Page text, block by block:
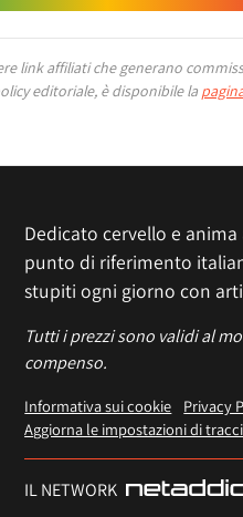
link affiliati che generano
editoriale, è disponibile la
Dedicato cervello e
punto di riferimento
stupiti ogni giorno con
Tutti i prezzi sono validi al
compenso.
Informativa sui cookie Privacy
Aggiorna le impostazioni di
IL NETWORK